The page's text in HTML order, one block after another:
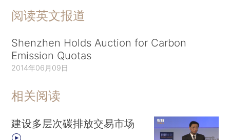
阅读英文报道
Shenzhen Holds Auction for Carbon
Emission Quotas
2014年06月09日
相关阅读
建设多层次碳排放交易市场